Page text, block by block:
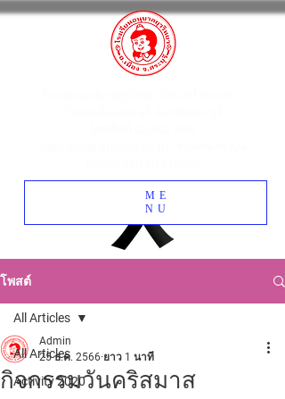
ME
NU
โพสต์
All Articles
Activity 2020
All Articles
กิจกรรมวันคริสมาส
Admin
25 ธ.ค. 2566 ยาว 1 นาที